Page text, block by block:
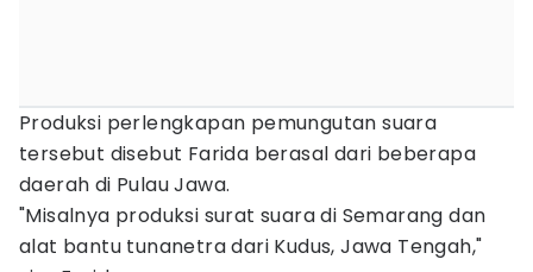
Produksi perlengkapan pemungutan suara
tersebut disebut Farida berasal dari beberapa
daerah di Pulau Jawa.
"Misalnya produksi surat suara di Semarang dan
alat bantu tunanetra dari Kudus, Jawa Tengah,"